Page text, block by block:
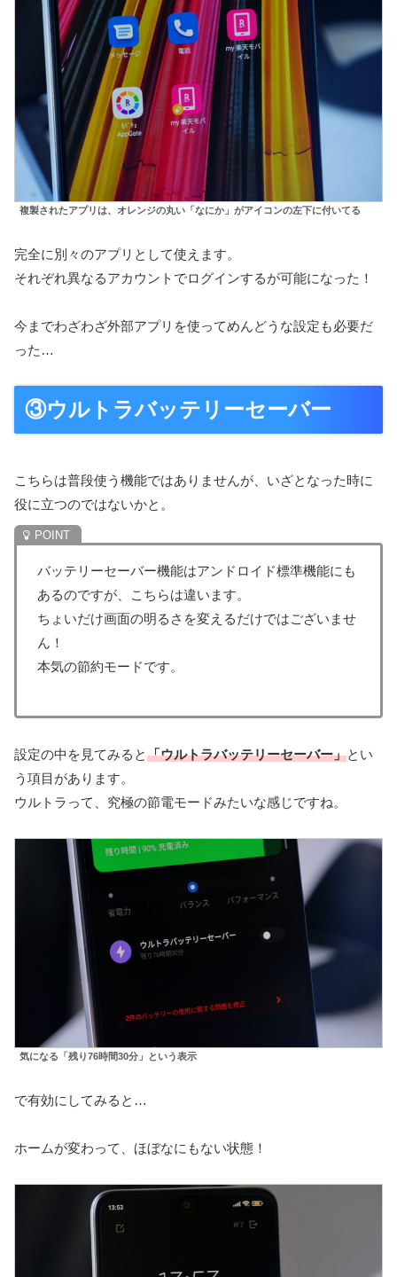
複製されたアプリは、オレンジの丸い「なにか」がアイコンの左下に付いてる
完全に別々のアプリとして使えます。
それぞれ異なるアカウントでログインするが可能になった！
今までわざわざ外部アプリを使ってめんどうな設定も必要だ
った…
③ウルトラバッテリーセーバー
こちらは普段使う機能ではありませんが、いざとなった時に
役に立つのではないかと。
バッテリーセーバー機能はアンドロイド標準機能にも
あるのですが、こちらは違います。
ちょいだけ画面の明るさを変えるだけではございませ
ん！
本気の節約モードです。
設定の中を見てみると「ウルトラバッテリーセーバー」とい
う項目があります。
ウルトラって、究極の節電モードみたいな感じですね。
気になる「残り76時間30分」という表示
で有効にしてみると…
ホームが変わって、ほぼなにもない状態！